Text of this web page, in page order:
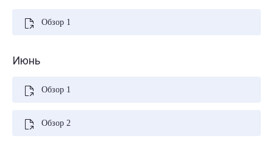
Обзор 1
Июнь
Обзор 1
Обзор 2